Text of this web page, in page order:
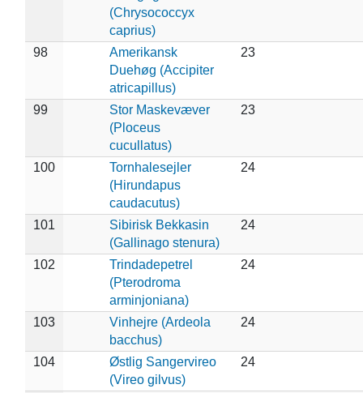
(Chrysococcyx
caprius)
98
Amerikansk
Duehøg (Accipiter
atricapillus)
23
99
Stor Maskevæver
(Ploceus
cucullatus)
23
100
Tornhalesejler
(Hirundapus
caudacutus)
24
101
Sibirisk Bekkasin
(Gallinago stenura)
24
102
Trindadepetrel
(Pterodroma
arminjoniana)
24
103
Vinhejre (Ardeola
bacchus)
24
104
Østlig Sangervireo
(Vireo gilvus)
24